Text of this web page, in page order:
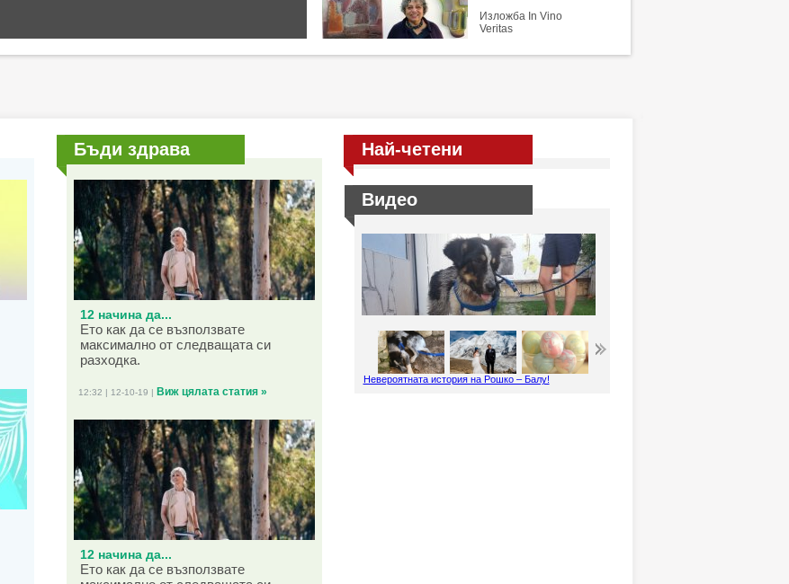
Изложба In Vino
Veritas
Бъди здрава
12 начина да...
Ето как да се възползвате
максимално от следващата си
разходка.
12:32 | 12-10-19 | Виж цялата статия »
12 начина да...
Ето как да се възползвате
Най-четени
Видео
Невероятната история на Рошко – Балу!